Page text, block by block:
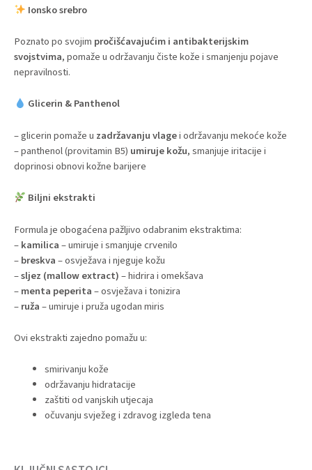
Ionsko srebro
Poznato po svojim pročišćavajućim i antibakterijskim
svojstvima, pomaže u održavanju čiste kože i smanjenju pojave
nepravilnosti.
Glicerin & Panthenol
– glicerin pomaže u zadržavanju vlagei održavanju mekoće kože
– panthenol (provitamin B5) umiruje kožu, smanjuje iritacije i
doprinosi obnovi kožne barijere
Biljni ekstrakti
Formula je obogaćena pažljivo odabranim ekstraktima:
–kamilica– umiruje i smanjuje crvenilo
–breskva– osvježava i njeguje kožu
–sljez (mallow extract)– hidrira i omekšava
–menta peperita– osvježava i tonizira
–ruža– umiruje i pruža ugodan miris
Ovi ekstrakti zajedno pomažu u:
smirivanju kože
održavanju hidratacije
zaštiti od vanjskih utjecaja
očuvanju svježeg i zdravog izgleda tena